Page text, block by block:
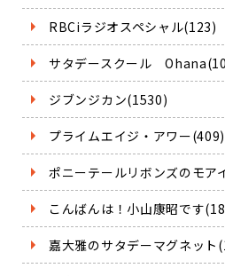
RBCiラジオスペシャル(123)
サタデースクール
ジブンジカン(1530)
プライムエイジ・アワー(409)
ポニーテールリボンズのモア
こんばんは！小山康昭です
嘉大雅のサタデーマグネット